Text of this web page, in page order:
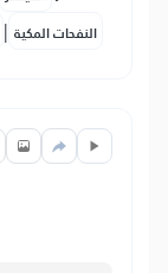
النفحات المكية |